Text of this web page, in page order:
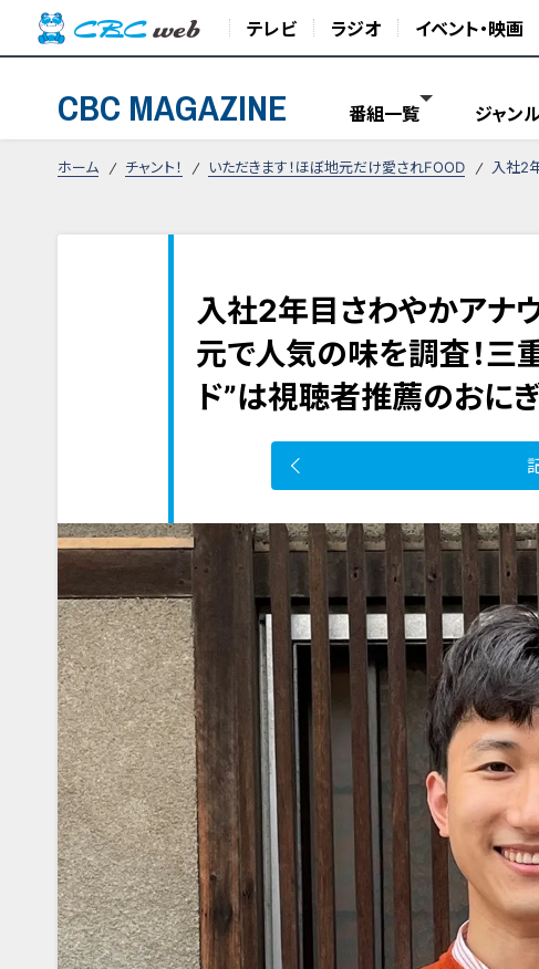
テレビ ラジオ イベント・映画
CBC MAGAZINE 番組一覧 ジャン
ホーム チャント！ いただきます！ほぼ地元だけ愛されFOOD 入社2
入社2年目さわやかアナ
元で人気の味を調査！三
ド”は視聴者推薦のおに